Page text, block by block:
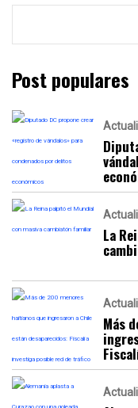
Post populares
La
Más